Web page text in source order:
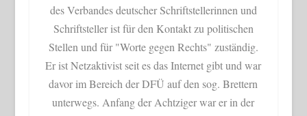
des Verbandes deutscher Schriftstellerinnen und
Schriftsteller ist für den Kontakt zu politischen
Stellen und für "Worte gegen Rechts" zuständig.
Er ist Netzaktivist seit es das Internet gibt und war
davor im Bereich der DFÜ auf den sog. Brettern
unterwegs. Anfang der Achtziger war er in der